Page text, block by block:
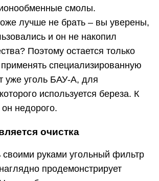
смолы.
лучше не брать – вы уверены,
и он не накопил
Поэтому остается только
специализированную
уже уголь БАУ-А, для
используется береза. К
недорого.
очистка
своими руками угольный фильтр
продемонстрирует